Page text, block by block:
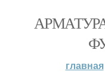
главная